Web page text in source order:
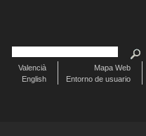
Mapa Web
Entorno de usuario
Valencià
English